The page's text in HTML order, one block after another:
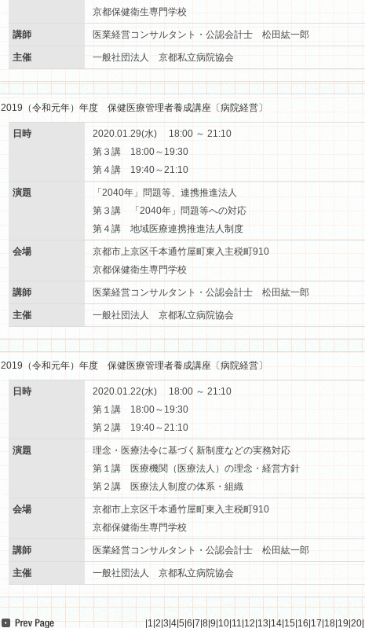
京都保健衛生専門学校
講師 医業経営コンサルタント・公認会計士 松田紘一郎
主催 一般社団法人 京都私立病院協会
2019（令和元年）年度 保健医療管理者養成講座〔病院経営〕
日時
2020.01.29(水) 18:00 ～ 21:10
第３講 18:00～19:30
第４講 19:40～21:10
演題
「2040年」問題等、連携推進法人
第３講 「2040年」問題等への対応
第４講 地域医療連携推進法人制度
会場
京都市上京区千本通竹屋町東入主税町910
京都保健衛生専門学校
講師 医業経営コンサルタント・公認会計士 松田紘一郎
主催 一般社団法人 京都私立病院協会
2019（令和元年）年度 保健医療管理者養成講座〔病院経営〕
日時
2020.01.22(水) 18:00 ～ 21:10
第１講 18:00～19:30
第２講 19:40～21:10
演題
理念・医療法令に基づく新制度などの実務対応
第１講 医療機関（医療法人）の理念・経営方針
第２講 医療法人制度の体系・組織
会場
京都市上京区千本通竹屋町東入主税町910
京都保健衛生専門学校
講師 医業経営コンサルタント・公認会計士 松田紘一郎
主催 一般社団法人 京都私立病院協会
|1|2|3|4|5|6|7|8|9|10|11|12|13|14|15|16|17|18|19|20|